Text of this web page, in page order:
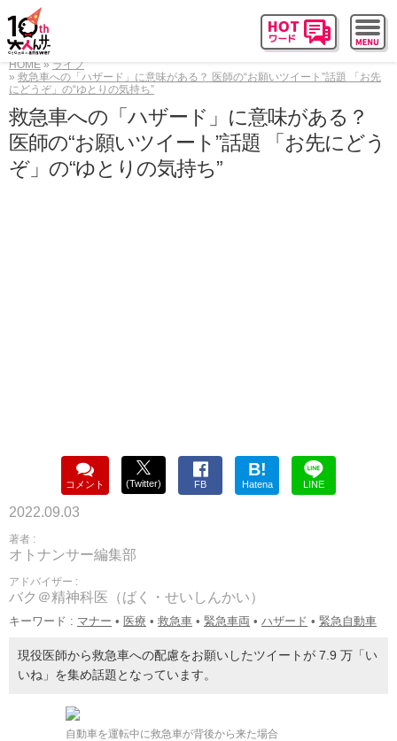
HOME
ライフ
救急車への「ハザード」に意味がある？ 医師の“お願いツイート”話題 「お先
にどうぞ」の“ゆとりの気持ち”
救急車への「ハザード」に意味がある？
医師の“お願いツイート”話題 「お先にどう
ぞ」の“ゆとりの気持ち”
コメント (Twitter) FB
B!
Hatena LINE
2022.09.03
著者 :
オトナンサー編集部
アドバイザー :
バク＠精神科医（ばく・せいしんかい）
キーワード : マナー • 医療 • 救急車 • 緊急車両 • ハザード • 緊急自動車
現役医師から救急車への配慮をお願いしたツイートが 7.9 万「い
いね」を集め話題となっています。
自動車を運転中に救急車が背後から来た場合